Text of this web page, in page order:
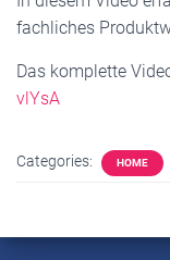
fachliches
Das komplette
vlYsA
Categories: HOME